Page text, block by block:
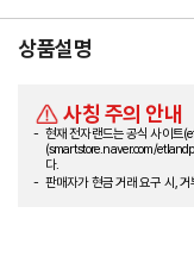
상품설명
사칭 주의 안내
현재 전자랜드는 공식 사이트
(smartstore.naver.com/
다.
판매자가 현금 거래 요구 시,